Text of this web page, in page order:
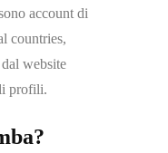
account di
countries,
website
profili.